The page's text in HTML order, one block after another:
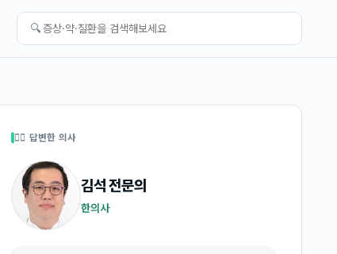
🔍
👩‍⚕️ 답변한 의사
김석전문의
한의사